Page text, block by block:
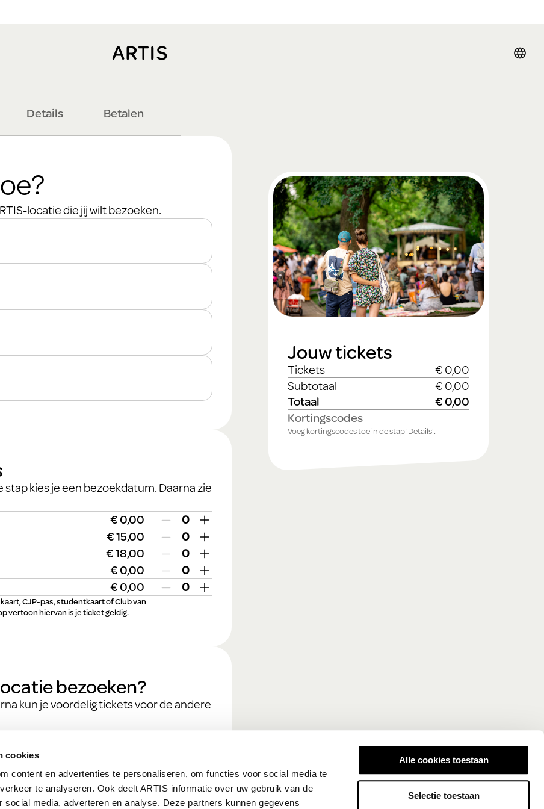
cookies
content en advertenties te personaliseren, om functies voor social media te
te analyseren. Ook deelt ARTIS informatie over uw gebruik van de
social media, adverteren en analyse. Deze partners kunnen gegevens
Alle cookies toestaan
Selectie toestaan
Details Betalen
locatie die jij wilt bezoeken.
kies je een bezoekdatum. Daarna zie
€ 0,00
€ 15,00
€ 18,00
€ 0,00
€ 0,00
CJP-pas, studentkaart of Club van
vertoon hiervan is je ticket geldig.
bezoeken?
kun je voordelig tickets voor de andere
Jouw tickets
Tickets
€ 0,00
Subtotaal
€ 0,00
Totaal
€ 0,00
Kortingscodes
Voeg kortingscodes toe in de stap 'Details'.